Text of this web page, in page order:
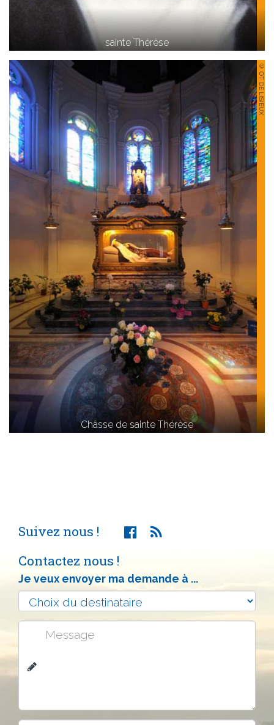
sainte Thérèse
© OT DE LISIEUX
Châsse de sainte Thérèse
Suivez nous !
Contactez nous !
Je veux envoyer ma demande à ...